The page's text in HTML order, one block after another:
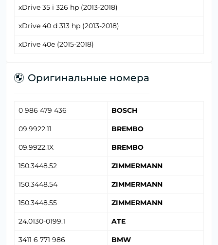
xDrive 35 i 326 hp (2013-2018)
xDrive 40 d 313 hp (2013-2018)
xDrive 40e (2015-2018)
Оригинальные номера
0 986 479 436 BOSCH
09.9922.11 BREMBO
09.9922.1X BREMBO
150.3448.52 ZIMMERMANN
150.3448.54 ZIMMERMANN
150.3448.55 ZIMMERMANN
24.0130-0199.1 ATE
3411 6 771 986 BMW